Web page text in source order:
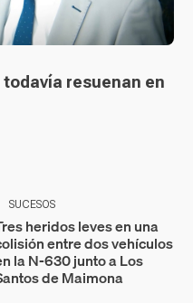
todavía resuenan en
SUCESOS
heridos leves en una
entre dos vehículos
la N-630 junto a Los
de Maimona